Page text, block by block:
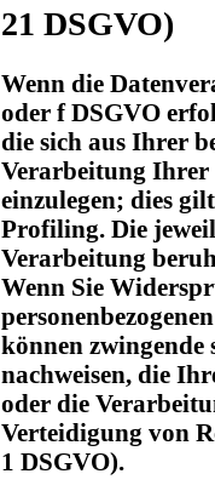
21 DSGVO)
Wenn die
oder f DSGVO
die sich aus Ihrer
Verarbeitung Ihrer
einzulegen; dies
Profiling. Die
Verarbeitung
Wenn Sie
können
nachweisen, die
oder die
Verteidigung von
1 DSGVO).